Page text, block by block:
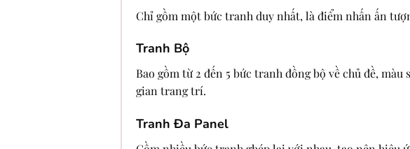
Chỉ gồm một bức tranh duy nhất, là điểm nhấn ấn
Tranh Bộ
Bao gồm từ 2 đến 5 bức tranh đồng bộ về chủ đề,
gian trang trí.
Tranh Đa Panel